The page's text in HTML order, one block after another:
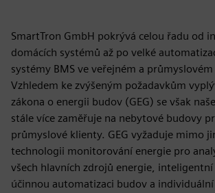
SmartTron GmbH pokrývá celou řadu od
domácích systémů až po velké
systémy BMS ve veřejném a
Vzhledem ke zvýšeným požadavkům
zákona o energii budov (GEG) se však
stále více zaměřuje na nebytové budovy
průmyslové klienty. GEG vyžaduje mimo
technologii monitorování energie pro
všech hlavních zdrojů energie,
účinnou automatizaci budov a